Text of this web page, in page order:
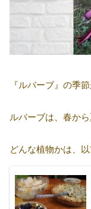
『ルバーブ』の季
ルバーブは、春か
どんな植物かは、